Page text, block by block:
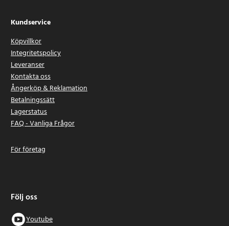
Kundservice
Köpvillkor
Integritetspolicy
Leveranser
Kontakta oss
Ångerköp & Reklamation
Betalningssätt
Lagerstatus
FAQ - Vanliga Frågor
För företag
Följ oss
Youtube